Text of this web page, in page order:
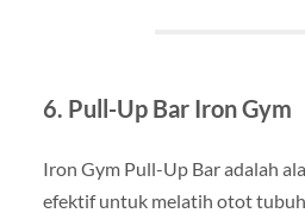
6. Pull-Up Bar Iron Gym
Iron Gym Pull-Up Bar adalah
efektif untuk melatih otot